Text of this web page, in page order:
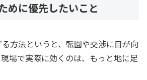
めに優先したいこと
方法というと、転園や交渉に目が向
場で実際に効くのは、もっと地に足